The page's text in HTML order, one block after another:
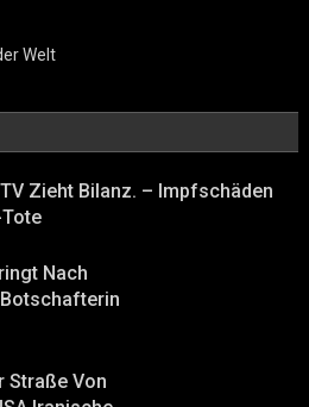
Welt
Zieht Bilanz. – Impfschäden
Nach
Straße Von